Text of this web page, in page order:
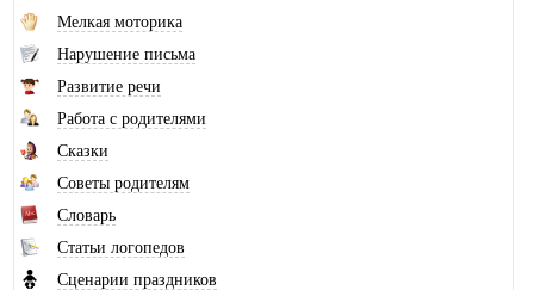
Мелкая моторика
Нарушение письма
Развитие речи
Работа с родителями
Сказки
Советы родителям
Словарь
Статьи логопедов
Сценарии праздников